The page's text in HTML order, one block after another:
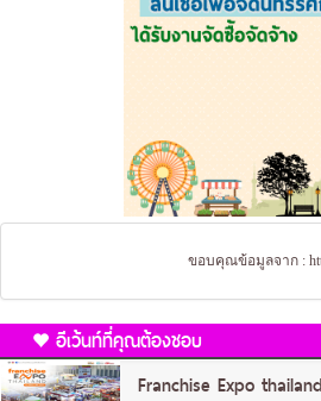
ขอบคุณข้อมูลจาก :
อีเว้นท์ที่คุณต้องชอบ
Franchise Expo